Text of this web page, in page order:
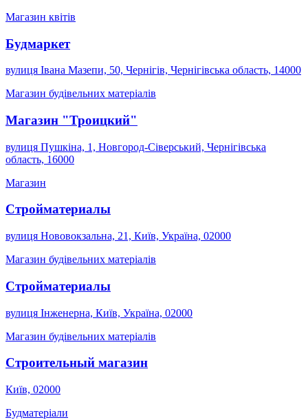
Магазин квітів
Будмаркет
вулиця Івана Мазепи, 50, Чернігів, Чернігівська область, 14000
Магазин будівельних матеріалів
Магазин "Троицкий"
вулиця Пушкіна, 1, Новгород-Сіверський, Чернігівська
область, 16000
Магазин
Стройматериалы
вулиця Нововокзальна, 21, Київ, Україна, 02000
Магазин будівельних матеріалів
Стройматериалы
вулиця Інженерна, Київ, Україна, 02000
Магазин будівельних матеріалів
Строительный магазин
Київ, 02000
Будматеріали